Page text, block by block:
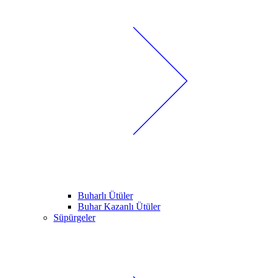
Buharlı Ütüler
Buhar Kazanlı Ütüler
Süpürgeler